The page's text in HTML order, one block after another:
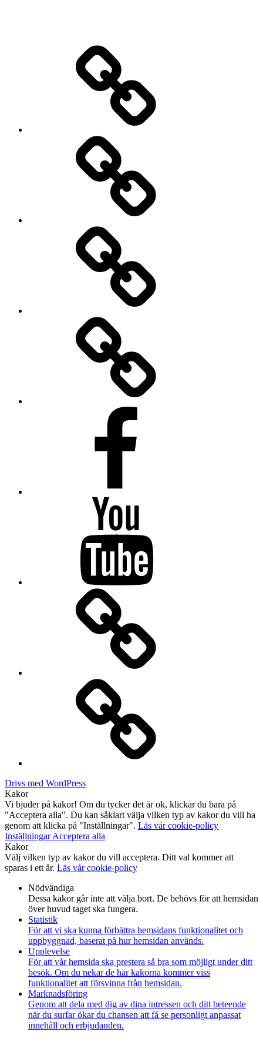
Drivs med WordPress
Kakor
Vi bjuder på kakor! Om du tycker det är ok, klickar du bara på
"Acceptera alla". Du kan såklart välja vilken typ av kakor du vill ha
genom att klicka på "Inställningar". Läs vår cookie-policy
InställningarAcceptera alla
Kakor
Välj vilken typ av kakor du vill acceptera. Ditt val kommer att
sparas i ett år. Läs vår cookie-policy
Nödvändiga
Dessa kakor går inte att välja bort. De behövs för att hemsidan
över huvud taget ska fungera.
Statistik
För att vi ska kunna förbättra hemsidans funktionalitet och
uppbyggnad, baserat på hur hemsidan används.
Upplevelse
För att vår hemsida ska prestera så bra som möjligt under ditt
besök. Om du nekar de här kakorna kommer viss
funktionalitet att försvinna från hemsidan.
Marknadsföring
Genom att dela med dig av dina intressen och ditt beteende
när du surfar ökar du chansen att få se personligt anpassat
innehåll och erbjudanden.